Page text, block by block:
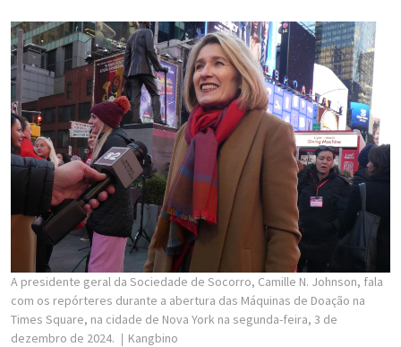
A presidente geral da Sociedade de Socorro, Camille N. Johnson, fala
com os repórteres durante a abertura das Máquinas de Doação na
Times Square, na cidade de Nova York na segunda-feira, 3 de
dezembro de 2024.
Kangbino